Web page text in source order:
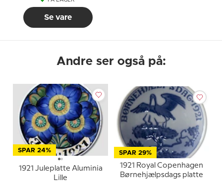
Se vare
Andre ser også på:
SPAR 24%
1921 Juleplatte Aluminia
Lille
SPAR 29%
1921 Royal Copenhagen
Børnehjælpsdags platte